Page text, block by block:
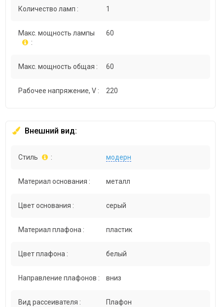
Количество ламп : 1
Макс. мощность лампы
:
60
Макс. мощность общая : 60
Рабочее напряжение, V : 220
Внешний вид:
Стиль : модерн
Материал основания : металл
Цвет основания : серый
Материал плафона : пластик
Цвет плафона : белый
Направление плафонов : вниз
Вид рассеивателя : Плафон